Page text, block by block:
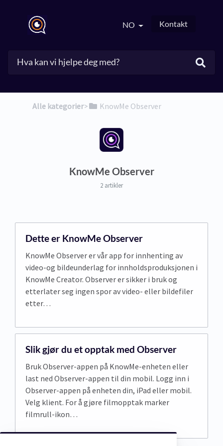
NO Kontakt
Alle kategorier​>​ ​KnowMe Observer
KnowMe Observer
2 artikler
Dette er KnowMe Observer
KnowMe Observer er vår app for innhenting av
video-og bildeunderlag for innholdsproduksjonen i
KnowMe Creator. Observer er sikker i bruk og
etterlater seg ingen spor av video- eller bildefiler
etter…
Slik gjør du et opptak med Observer
Bruk Observer-appen på KnowMe-enheten eller
last ned Observer-appen til din mobil. Logg inn i
Observer-appen på enheten din, iPad eller mobil.
Velg klient. For å gjøre filmopptak marker
filmrull-ikon…